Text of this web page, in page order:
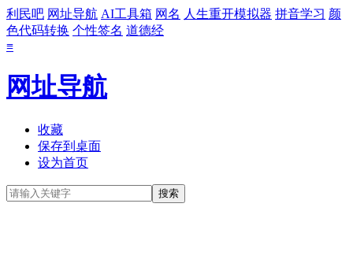
利民吧 网址导航 AI工具箱 网名 人生重开模拟器 拼音学习 颜
色代码转换 个性签名 道德经
≡
网址导航
收藏
保存到桌面
设为首页